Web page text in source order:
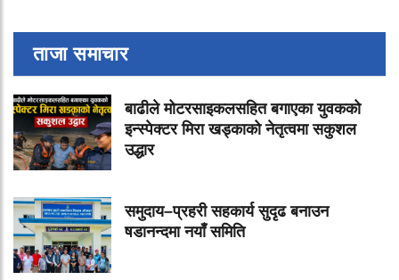
ताजा समाचार
बाढीले मोटरसाइकलसहित बगाएका युवकको
इन्स्पेक्टर मिरा खड्काको नेतृत्वमा सकुशल
उद्धार
समुदाय–प्रहरी सहकार्य सुदृढ बनाउन
षडानन्दमा नयाँ समिति